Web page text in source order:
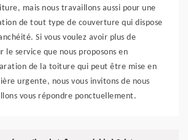
mais nous travaillons aussi pour une
de tout type de couverture qui dispose
Si vous voulez avoir plus de
le service que nous proposons en
de la toiture qui peut être mise en
urgente, nous vous invitons de nous
vous répondre ponctuellement.